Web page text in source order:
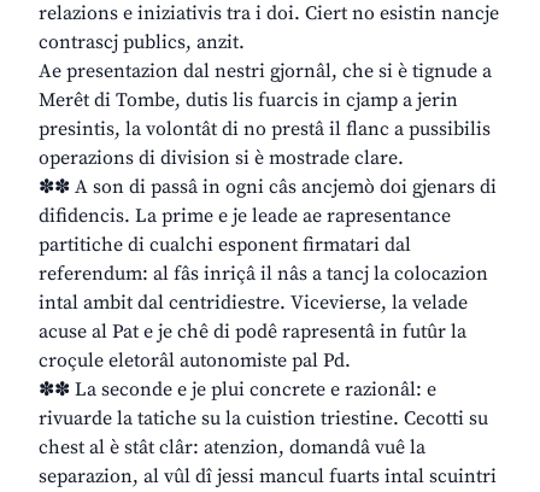
relazions e iniziativis tra i doi. Ciert no esistin nancje
contrascj publics, anzit.
Ae presentazion dal nestri gjornâl, che si è tignude a
Merêt di Tombe, dutis lis fuarcis in cjamp a jerin
presintis, la volontât di no prestâ il flanc a pussibilis
operazions di division si è mostrade clare.
✽✽ A son di passâ in ogni câs ancjemò doi gjenars di
difidencis. La prime e je leade ae rapresentance
partitiche di cualchi esponent firmatari dal
referendum: al fâs inriçâ il nâs a tancj la colocazion
intal ambit dal centridiestre. Vicevierse, la velade
acuse al Pat e je chê di podê rapresentâ in futûr la
croçule eletorâl autonomiste pal Pd.
✽✽ La seconde e je plui concrete e razionâl: e
rivuarde la tatiche su la cuistion triestine. Cecotti su
chest al è stât clâr: atenzion, domandâ vuê la
separazion, al vûl dî jessi mancul fuarts intal scuintri